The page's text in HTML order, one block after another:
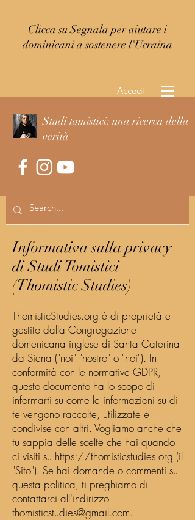
Clicca su Segnala per aiutare i
dominicani a sostenere l'Ucraina
Accedi
Studi tomistici: una ricerca della
verità
Informativa sulla privacy
di Studi Tomistici
(Thomistic Studies)
ThomisticStudies.org è di proprietà e
gestito dalla Congregazione
domenicana inglese di Santa Caterina
da Siena ("noi" "nostro" o "noi"). In
conformità con le normative GDPR,
questo documento ha lo scopo di
informarti su come le informazioni su di
te vengono raccolte, utilizzate e
condivise con altri. Vogliamo anche che
tu sappia delle scelte che hai quando
ci visiti su https://thomisticstudies.org (il
"Sito"). Se hai domande o commenti su
questa politica, ti preghiamo di
contattarci all'indirizzo
thomisticstudies@gmail.com.